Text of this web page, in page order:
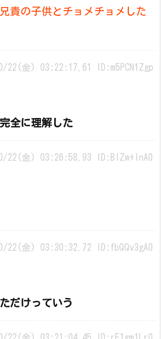
貴の子供とチョメチョメした
22(金) 03:22:17.61 ID:m5PCN1Zgp
全に理解した
22(金) 03:26:58.93 ID:BIZw+lnA0
22(金) 03:30:32.72 ID:fbQQv3gA0
だけっていう